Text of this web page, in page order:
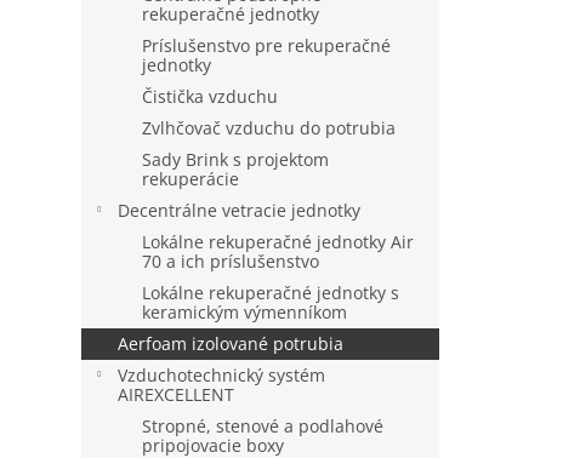
rekuperačné jednotky
Príslušenstvo pre rekuperačné
jednotky
Čistička vzduchu
Zvlhčovač vzduchu do potrubia
Sady Brink s projektom
rekuperácie
Decentrálne vetracie jednotky
Lokálne rekuperačné jednotky Air
70 a ich príslušenstvo
Lokálne rekuperačné jednotky s
keramickým výmenníkom
Aerfoam izolované potrubia
Vzduchotechnický systém
AIREXCELLENT
Stropné, stenové a podlahové
pripojovacie boxy